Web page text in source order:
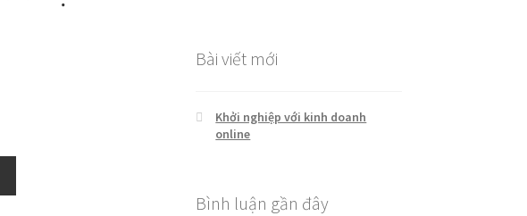
Bài viết mới
Khởi nghiệp với kinh doanh
online
Bình luận gần đây